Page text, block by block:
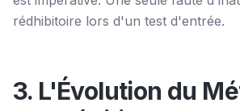
rédhibitoire lors d'un test d'entrée.
3. L'Évolution du